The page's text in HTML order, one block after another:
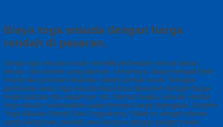
Biaya toga wisuda dengan harga
rendah di pasaran.
Harga toga wisuda murah memiliki perbedaan sesuai bahan,
desain, dan jumlah yang dipesan. Umumnya, biaya menjadi lebih
murah jika pesanan dilakukan dalam jumlah besar. Sebagai
gambaran awal, toga wisuda biasa bisa diperoleh dengan harga
mulai puluhan ribu rupiah per set. Namun begitu, banyak vendor
toga wisuda menawarkan paket dengan harga terjangkau. Supplier
Toga Wisuda Murah Kota Yogyakarta, Paket ini sangat relevan
untuk kebutuhan sekolah atau kampus dengan budget minim.